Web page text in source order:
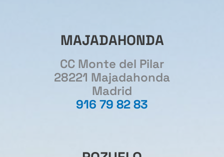
MAJADAHONDA
CC Monte del Pilar
28221 Majadahonda
Madrid
916 79 82 83